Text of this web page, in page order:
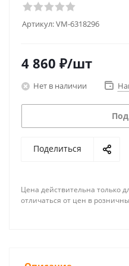
Артикул:VM-6318296
4 860 ₽/шт
Нет в наличии
Поделиться
Цена действительна только
отличаться от цен в